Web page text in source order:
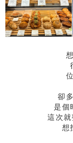
卻
是個
這次
想